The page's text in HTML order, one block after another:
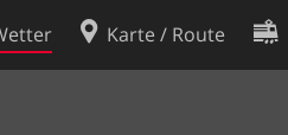
Karte / Route